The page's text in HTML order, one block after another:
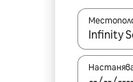
Когато